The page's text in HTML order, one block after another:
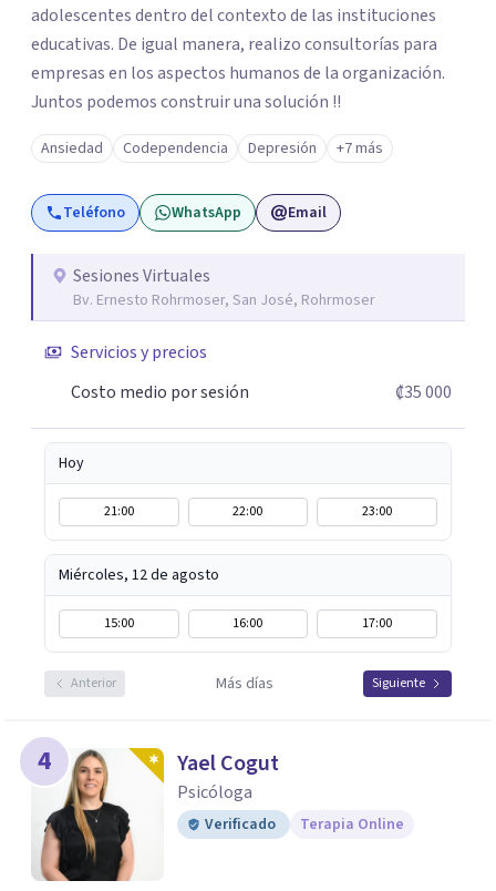
adolescentes dentro del contexto de las instituciones
educativas. De igual manera, realizo consultorías para
empresas en los aspectos humanos de la organización.
Juntos podemos construir una solución !!
Ansiedad Codependencia Depresión +7 más
Teléfono WhatsApp Email
Sesiones Virtuales
Bv. Ernesto Rohrmoser, San José, Rohrmoser
Servicios y precios
Costo medio por sesión
₡35 000
Hoy
21:00 22:00 23:00
Miércoles, 12 de agosto
15:00 16:00 17:00
Anterior Más días Siguiente
4 Yael Cogut
Psicóloga
Verificado Terapia Online